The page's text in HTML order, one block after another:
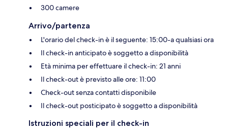
300 camere
Arrivo/partenza
L'orario del check-in è il seguente: 15:00-a qualsiasi ora
Il check-in anticipato è soggetto a disponibilità
Età minima per effettuare il check-in: 21 anni
Il check-out è previsto alle ore: 11:00
Check-out senza contatti disponibile
Il check-out posticipato è soggetto a disponibilità
Istruzioni speciali per il check-in